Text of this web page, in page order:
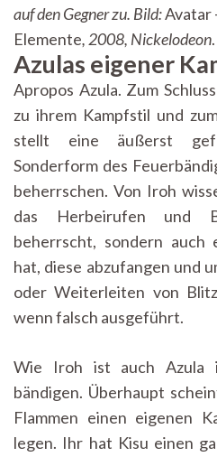
auf den Gegner zu. Bild:Avatar
Elemente, 2008, Nickelodeon.
Azulas eigener
Apropos Azula. Zum
zu ihrem Kampfstil und
stellt eine äußerst
Sonderform des
beherrschen. Von Iroh
das Herbeirufen und
beherrscht, sondern auch
hat, diese abzufangen und
oder Weiterleiten von
wenn falsch ausgeführt.
Wie Iroh ist auch Azula
bändigen. Überhaupt
Flammen einen eigenen
legen. Ihr hat Kisu einen